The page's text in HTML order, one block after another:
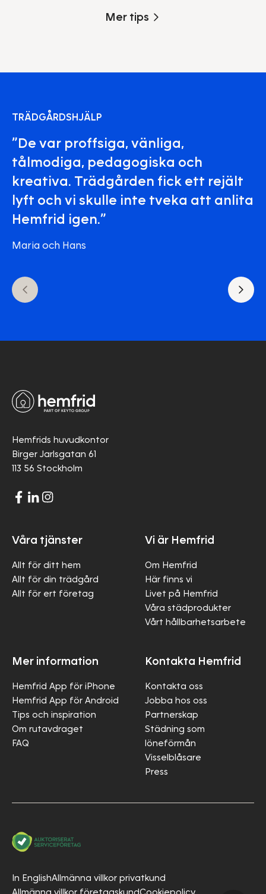
Mer tips
TRÄDGÅRDSHJÄLP
”De var proffsiga, vänliga,
tålmodiga, pedagogiska och
kreativa. Trädgården fick ett rejält
lyft och vi skulle inte tveka att anlita
Hemfrid igen.”
Maria och Hans
Hemfrids huvudkontor
Birger Jarlsgatan 61
113 56 Stockholm
Våra tjänster
Allt för ditt hem
Allt för din trädgård
Allt för ert företag
Vi är Hemfrid
Om Hemfrid
Här finns vi
Livet på Hemfrid
Våra städprodukter
Vårt hållbarhetsarbete
Mer information
Hemfrid App för iPhone
Hemfrid App för Android
Tips och inspiration
Om rutavdraget
FAQ
Kontakta Hemfrid
Kontakta oss
Jobba hos oss
Partnerskap
Städning som
löneförmån
Visselblåsare
Press
In EnglishAllmänna villkor privatkund